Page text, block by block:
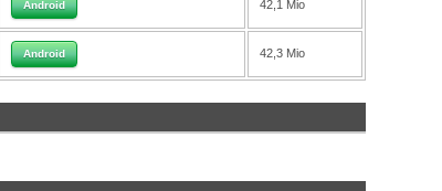
Android 42,1 Mio
Android 42,3 Mio